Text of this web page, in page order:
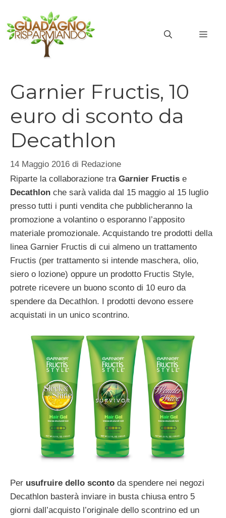
contenuto
Garnier Fructis, 10
euro di sconto da
Decathlon
14 Maggio 2016 di Redazione
Riparte la collaborazione tra Garnier Fructis e
Decathlon che sarà valida dal 15 maggio al 15 luglio
presso tutti i punti vendita che pubblicheranno la
promozione a volantino o esporanno l’apposito
materiale promozionale. Acquistando tre prodotti della
linea Garnier Fructis di cui almeno un trattamento
Fructis (per trattamento si intende maschera, olio,
siero o lozione) oppure un prodotto Fructis Style,
potrete ricevere un buono sconto di 10 euro da
spendere da Decathlon. I prodotti devono essere
acquistati in un unico scontrino.
Per usufruire dello sconto da spendere nei negozi
Decathlon basterà inviare in busta chiusa entro 5
giorni dall’acquisto l’originale dello scontrino ed un